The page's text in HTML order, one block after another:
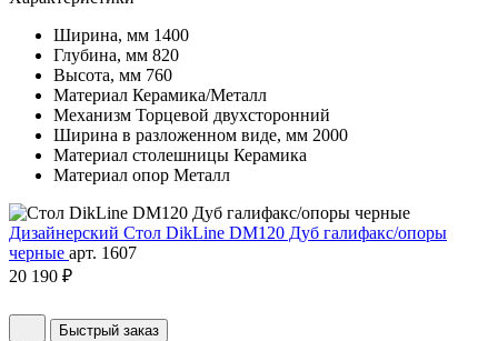
Ширина, мм 1400
Глубина, мм 820
Высота, мм 760
Материал Керамика/Металл
Механизм Торцевой двухсторонний
Ширина в разложенном виде, мм 2000
Материал столешницы Керамика
Материал опор Металл
Дизайнерский Стол DikLine DM120 Дуб галифакс/опоры
черные арт. 1607
20 190 ₽
Быстрый заказ